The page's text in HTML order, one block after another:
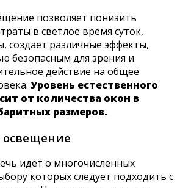
позволяет понизить
в светлое время суток,
создает различные эффекты,
безопасным для зрения и
действие на общее
Уровень естественного
от количества окон в
размеров.
освещение
идет о многочисленных
которых следует подходить с